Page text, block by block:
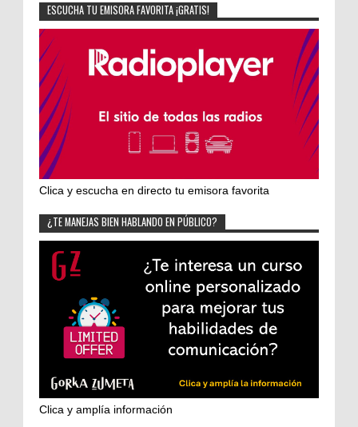
ESCUCHA TU EMISORA FAVORITA ¡GRATIS!
Clica y escucha en directo tu emisora favorita
¿TE MANEJAS BIEN HABLANDO EN PÚBLICO?
Clica y amplía información